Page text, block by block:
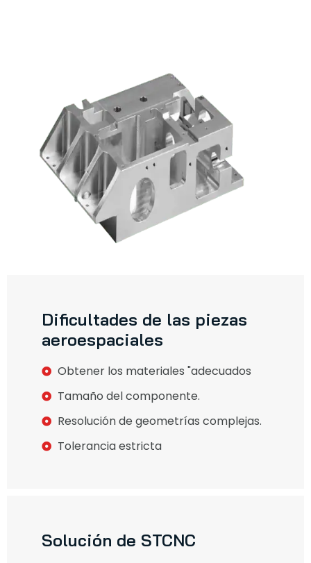
Dificultades de las piezas
aeroespaciales
Obtener los materiales "adecuados
Tamaño del componente.
Resolución de geometrías complejas.
Tolerancia estricta
Solución de STCNC